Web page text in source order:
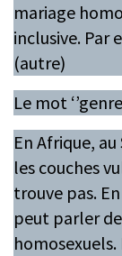
mariage
inclusive. Par
(autre)
Le mot
En Afrique,
les couches
trouve pas.
peut parler
homosexuels.